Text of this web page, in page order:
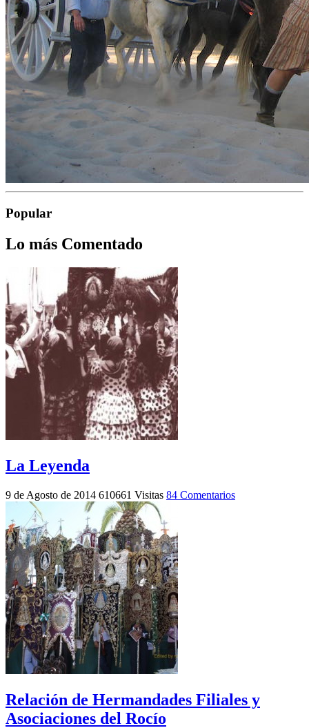
Popular
Lo más Comentado
La Leyenda
9 de Agosto de 2014 610661 Visitas 84 Comentarios
Relación de Hermandades Filiales y
Asociaciones del Rocío